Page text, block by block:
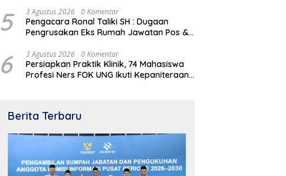
Cagar Budaya Gorontalo
5 3 Agustus 2026 0 Komentar
Pengacara Ronal Taliki SH : Dugaan
Pengrusakan Eks Rumah Jawatan Pos &
Sistimatis. Polda Gorontalo Diminta
Profesional
6 3 Agustus 2026 0 Komentar
Persiapkan Praktik Klinik, 74 Mahasiswa
Profesi Ners FOK UNG Ikuti Kepaniteraan
Berita Terbaru